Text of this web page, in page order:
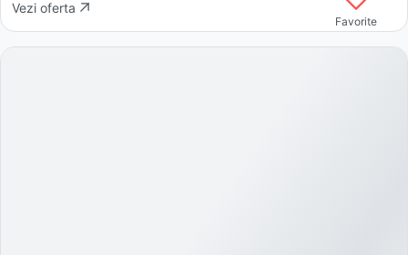
Vezi oferta
Favorite